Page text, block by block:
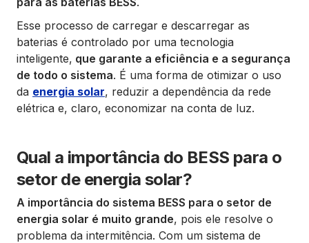
Esse processo de carregar e descarregar as
baterias é controlado por uma tecnologia
inteligente, que garante a eficiência e a segurança
de todo o sistema. É uma forma de otimizar o uso
da energia solar, reduzir a dependência da rede
elétrica e, claro, economizar na conta de luz.
Qual a importância do BESS para o
setor de energia solar?
A importância do sistema BESS para o setor de
energia solar é muito grande, pois ele resolve o
problema da intermitência. Com um sistema de